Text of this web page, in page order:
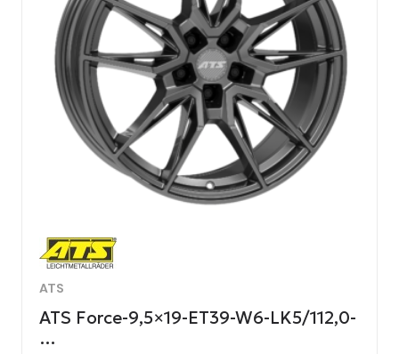
ATS
ATS Force-9,5×19-ET39-W6-LK5/112,0-
…